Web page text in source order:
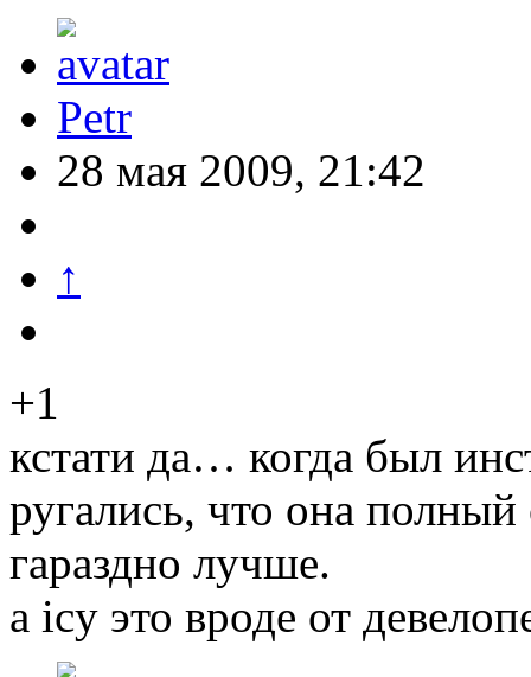
Petr
28 мая 2009, 21:42
↑
+1
кстати да… когда был
ругались, что она полный
гараздно лучше.
а icy это вроде от